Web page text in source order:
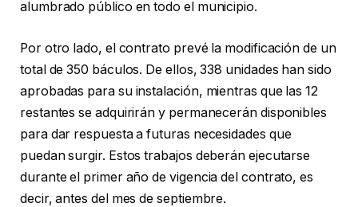
alumbrado público en todo el municipio.
Por otro lado, el contrato prevé la modificación de un
total de 350 báculos. De ellos, 338 unidades han sido
aprobadas para su instalación, mientras que las 12
restantes se adquirirán y permanecerán disponibles
para dar respuesta a futuras necesidades que
puedan surgir. Estos trabajos deberán ejecutarse
durante el primer año de vigencia del contrato, es
decir, antes del mes de septiembre.